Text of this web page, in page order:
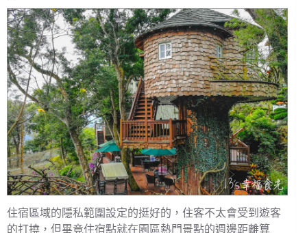
住宿區域的隱私範圍設定的挺好的，住客不太會受到遊客
的打撓，但畢竟住宿點就在園區熱門景點的週邊距離算